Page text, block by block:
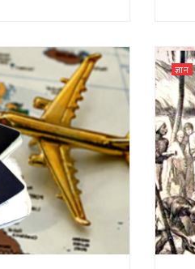
ज्ञान